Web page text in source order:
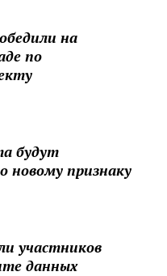
на
по
будут
новому признаку
участников
данных